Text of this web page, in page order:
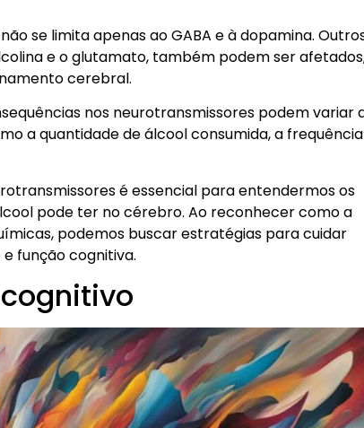
se limita apenas ao GABA e à dopamina.
e o glutamato, também podem ser
cerebral.
nos neurotransmissores podem variar
a quantidade de álcool consumida, a frequência
é essencial para entendermos os
pode ter no cérebro. Ao reconhecer como a
podemos buscar estratégias para cuidar
função cognitiva.